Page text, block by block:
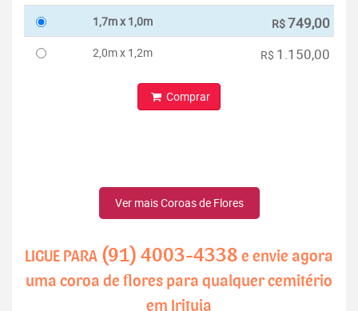
1,7m x 1,0m R$749,00
2,0m x 1,2m R$ 1.150,00
Comprar
Ver mais Coroas de Flores
LIGUE PARA (91) 4003-4338 e envie agora
uma coroa de flores para qualquer cemitério
em Irituia